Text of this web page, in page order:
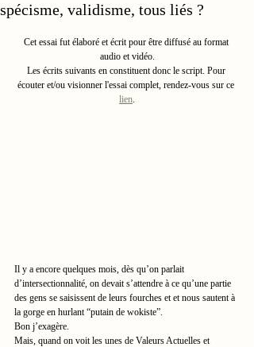
spécisme, validisme, tous liés ?
Cet essai fut élaboré et écrit pour être diffusé au format
audio et vidéo.
Les écrits suivants en constituent donc le script. Pour
écouter et/ou visionner l'essai complet, rendez-vous sur ce
lien.
Il y a encore quelques mois, dès qu’on parlait
d’intersectionnalité, on devait s’attendre à ce qu’une partie
des gens se saisissent de leurs fourches et et nous sautent à
la gorge en hurlant “putain de wokiste”.
Bon j’exagère.
Mais, quand on voit les unes de Valeurs Actuelles et